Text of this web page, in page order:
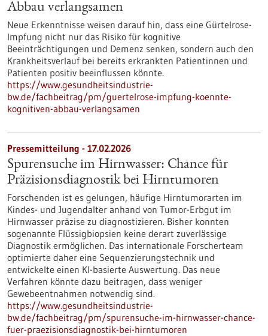
Abbau verlangsamen
Neue Erkenntnisse weisen darauf hin, dass eine Gürtelrose-
Impfung nicht nur das Risiko für kognitive
Beeinträchtigungen und Demenz senken, sondern auch den
Krankheitsverlauf bei bereits erkrankten Patientinnen und
Patienten positiv beeinflussen könnte.
https://www.gesundheitsindustrie-
bw.de/fachbeitrag/pm/guertelrose-impfung-koennte-
kognitiven-abbau-verlangsamen
Pressemitteilung - 17.02.2026
Spurensuche im Hirnwasser: Chance für
Präzisionsdiagnostik bei Hirntumoren
Forschenden ist es gelungen, häufige Hirntumorarten im
Kindes- und Jugendalter anhand von Tumor-Erbgut im
Hirnwasser präzise zu diagnostizieren. Bisher konnten
sogenannte Flüssigbiopsien keine derart zuverlässige
Diagnostik ermöglichen. Das internationale Forscherteam
optimierte daher eine Sequenzierungstechnik und
entwickelte einen KI-basierte Auswertung. Das neue
Verfahren könnte dazu beitragen, dass weniger
Gewebeentnahmen notwendig sind.
https://www.gesundheitsindustrie-
bw.de/fachbeitrag/pm/spurensuche-im-hirnwasser-chance-
fuer-praezisionsdiagnostik-bei-hirntumoren